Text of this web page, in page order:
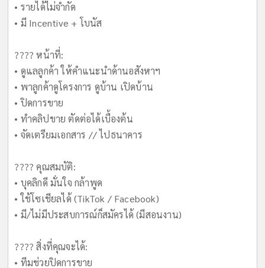
• รายได้ไม่จำกัด
• มี Incentive + โบนัส
???? หน้าที่:
• ดูแลลูกค้า ให้คำแนะนำด้านอสังหาฯ
• พาลูกค้าดูโครงการ ดูบ้าน เปิดบ้าน
• ปิดการขาย
• ทำคลิปขาย ตัดต่อได้เบื้องต้น
• จัดเตรียมเอกสาร // ไปธนาคาร
???? คุณสมบัติ:
• บุคลิกดี มั่นใจ กล้าพูด
• ใช้โซเชียลได้ (TikTok / Facebook)
• มี/ไม่มีประสบการณ์ก็สมัครได้ (มีสอนงาน)
???? สิ่งที่คุณจะได้:
• ทีมช่วยปิดการขาย